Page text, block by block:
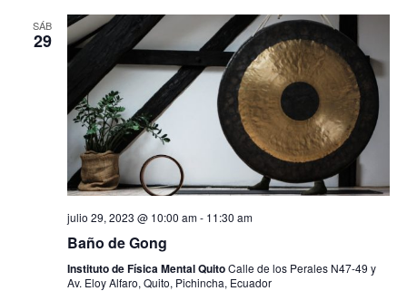
s
t
a
s
d
e
e
SÁB
29
julio 29, 2023 @ 10:00 am- 11:30 am
Baño de Gong
Instituto de Física Mental QuitoCalle de los Perales N47-49 y
Av. Eloy Alfaro, Quito, Pichincha, Ecuador